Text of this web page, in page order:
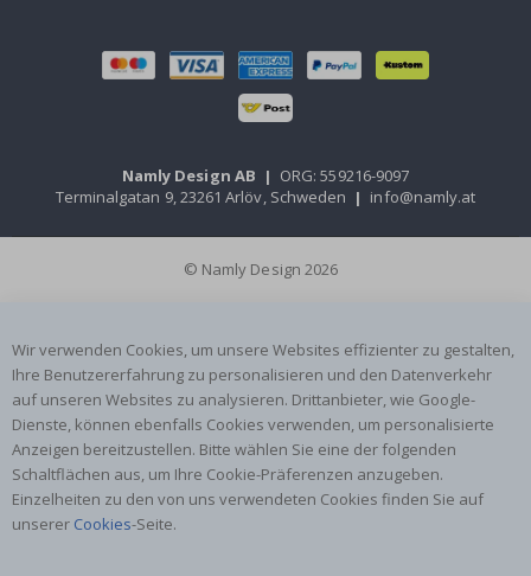
Namly Design AB | ORG: 559216-9097
Terminalgatan 9, 23261 Arlöv, Schweden | info@namly.at
© Namly Design 2026
Wir verwenden Cookies, um unsere Websites effizienter zu gestalten,
Ihre Benutzererfahrung zu personalisieren und den Datenverkehr
auf unseren Websites zu analysieren. Drittanbieter, wie Google-
Dienste, können ebenfalls Cookies verwenden, um personalisierte
Anzeigen bereitzustellen. Bitte wählen Sie eine der folgenden
Schaltflächen aus, um Ihre Cookie-Präferenzen anzugeben.
Einzelheiten zu den von uns verwendeten Cookies finden Sie auf
unserer Cookies-Seite.